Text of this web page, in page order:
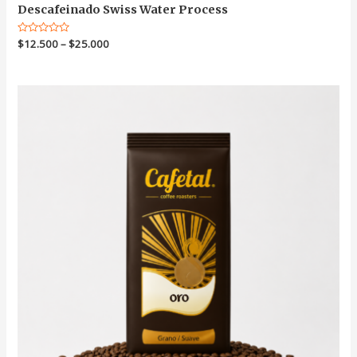
Descafeinado Swiss Water Process
Valorado
en
$12.500–$25.000